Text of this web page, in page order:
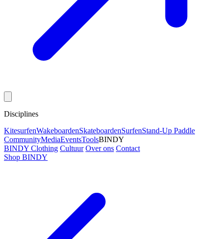
Disciplines
KitesurfenWakeboardenSkateboardenSurfenStand-Up Paddle
CommunityMediaEventsToolsBINDY
BINDY Clothing Cultuur Over ons Contact
Shop BINDY